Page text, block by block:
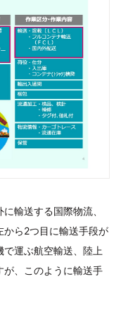
輸送する国際物流、
から2つ目に輸送手段が
運ぶ航空輸送、陸上
が、このように輸送手